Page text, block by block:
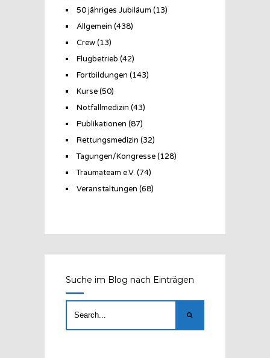
50 jähriges Jubiläum (13)
Allgemein (438)
Crew(13)
Flugbetrieb (42)
Fortbildungen (143)
Kurse(50)
Notfallmedizin (43)
Publikationen (87)
Rettungsmedizin (32)
Tagungen/Kongresse(128)
Traumateam e.V. (74)
Veranstaltungen (68)
Suche im Blog nach Einträgen